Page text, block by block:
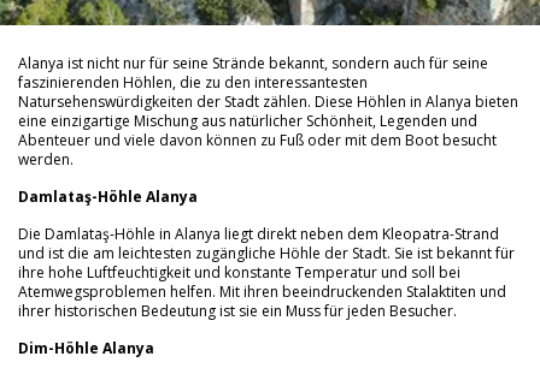
Alanya ist nicht nur für seine Strände bekannt, sondern auch für seine
faszinierenden Höhlen, die zu den interessantesten
Natursehenswürdigkeiten der Stadt zählen. Diese Höhlen in Alanya bieten
eine einzigartige Mischung aus natürlicher Schönheit, Legenden und
Abenteuer und viele davon können zu Fuß oder mit dem Boot besucht
werden.
Damlataş-Höhle Alanya
Die Damlataş-Höhle in Alanya liegt direkt neben dem Kleopatra-Strand
und ist die am leichtesten zugängliche Höhle der Stadt. Sie ist bekannt für
ihre hohe Luftfeuchtigkeit und konstante Temperatur und soll bei
Atemwegsproblemen helfen. Mit ihren beeindruckenden Stalaktiten und
ihrer historischen Bedeutung ist sie ein Muss für jeden Besucher.
Dim-Höhle Alanya